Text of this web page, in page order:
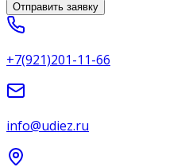
Отправить заявку
+7(921)201-11-66
info@udiez.ru